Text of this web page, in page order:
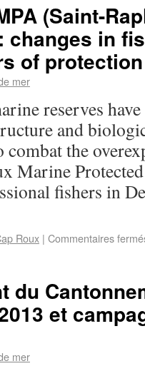
(Saint-
changes in
of protection
mer
reserves
and
combat the
Marine
fishers in
Roux | Commentaires
du
et
mer